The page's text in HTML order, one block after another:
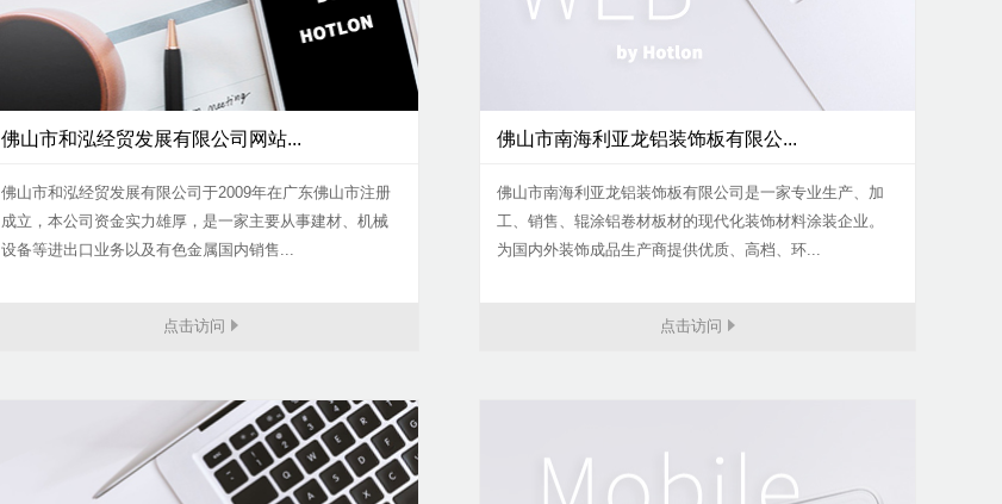
佛山市和泓经贸发展有限公司网站...
佛山市和泓经贸发展有限公司于2009年在广东佛山市注册
成立，本公司资金实力雄厚，是一家主要从事建材、机械
设备等进出口业务以及有色金属国内销售...
点击访问
佛山市南海利亚龙铝装饰板有限公...
佛山市南海利亚龙铝装饰板有限公司是一家专业生产、加
工、销售、辊涂铝卷材板材的现代化装饰材料涂装企业。
为国内外装饰成品生产商提供优质、高档、环...
点击访问